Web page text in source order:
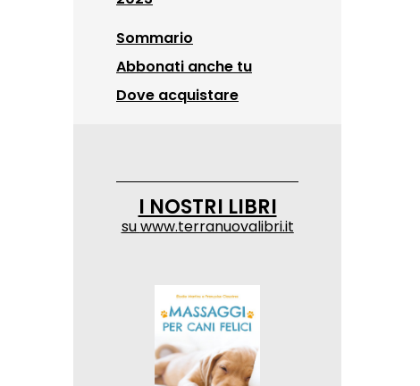
Sommario
Abbonati anche tu
Dove acquistare
I NOSTRI LIBRI
suwww.terranuovalibri.it